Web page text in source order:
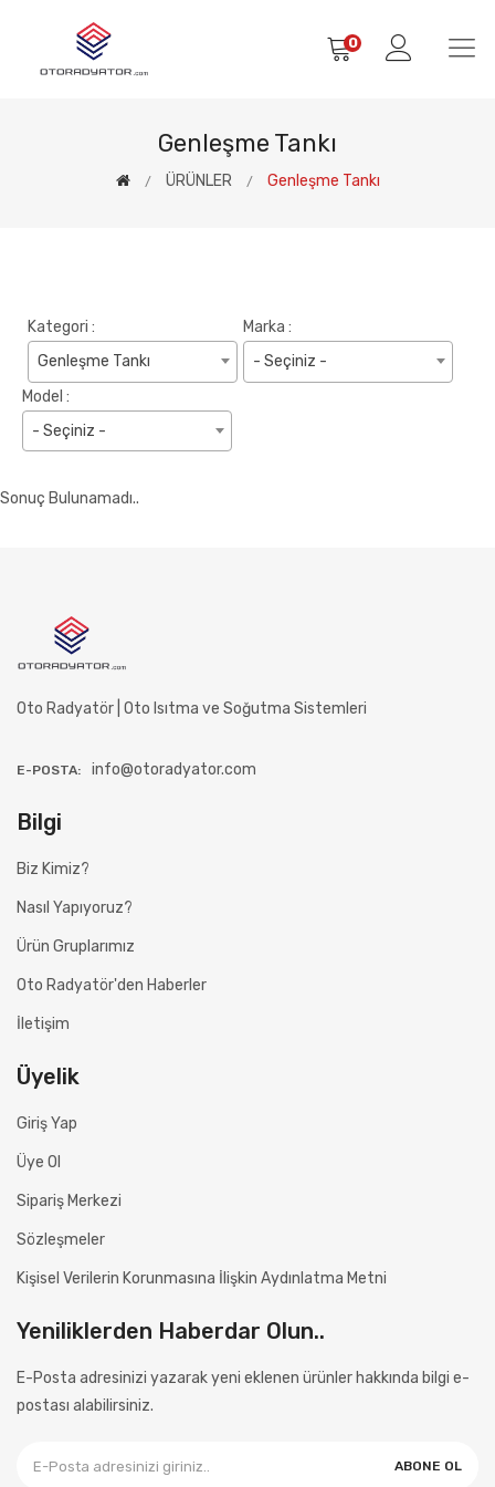
0
Genleşme Tankı
ÜRÜNLER Genleşme Tankı
Kategori :
Genleşme Tankı
Marka :
- Seçiniz -
Model :
- Seçiniz -
Sonuç Bulunamadı..
Oto Radyatör | Oto Isıtma ve Soğutma Sistemleri
E-POSTA: info@otoradyator.com
Bilgi
Biz Kimiz?
Nasıl Yapıyoruz?
Ürün Gruplarımız
Oto Radyatör'den Haberler
İletişim
Üyelik
Giriş Yap
Üye Ol
Sipariş Merkezi
Sözleşmeler
Kişisel Verilerin Korunmasına İlişkin Aydınlatma Metni
Yeniliklerden Haberdar Olun..
E-Posta adresinizi yazarak yeni eklenen ürünler hakkında bilgi e-
postası alabilirsiniz.
ABONE OL